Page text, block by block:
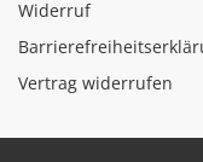
Widerruf
Vertrag widerrufen